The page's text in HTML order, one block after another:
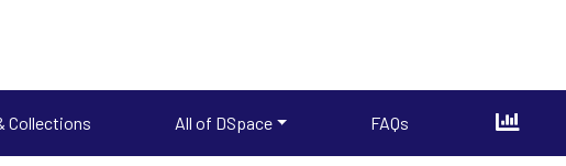
Collections All of DSpace FAQs